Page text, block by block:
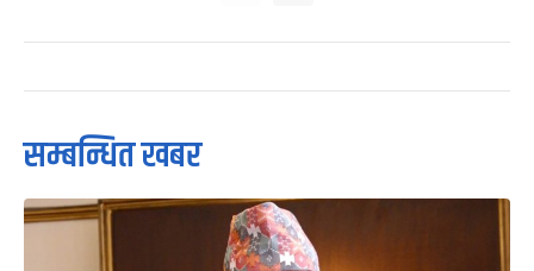
सम्बन्धित खबर